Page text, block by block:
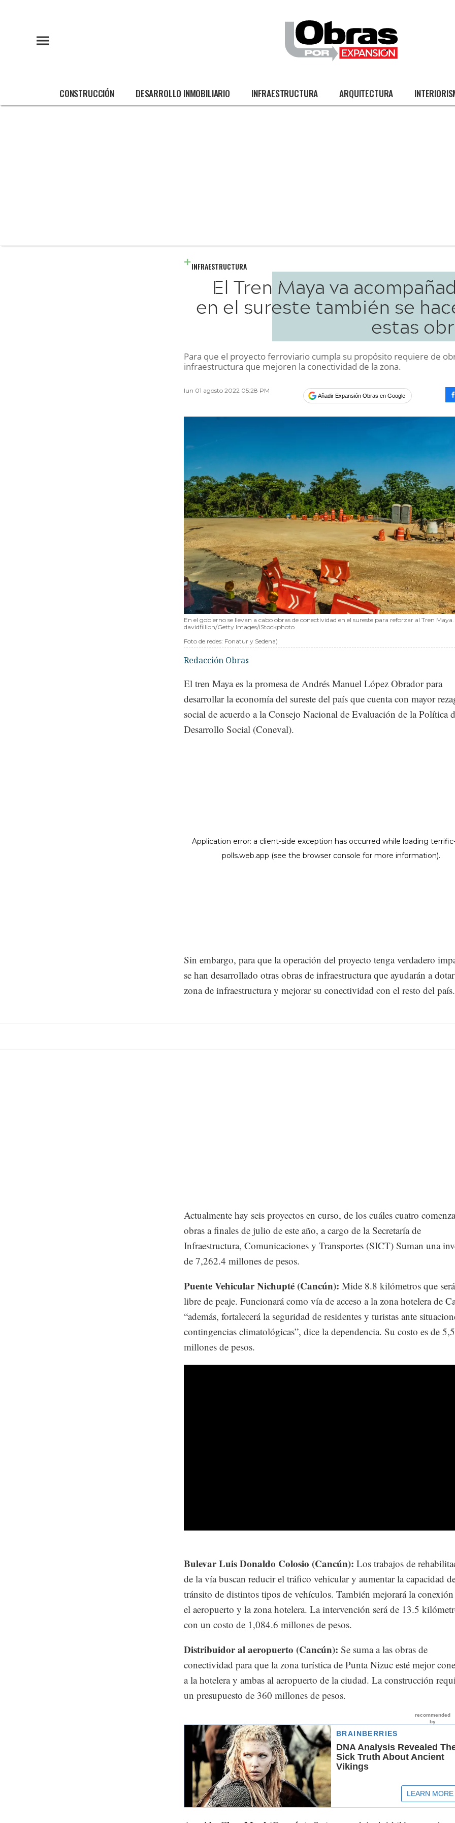
CONSTRUCCIÓN DESARROLLO INMOBILIARIO INFRAESTRUCTURA ARQUITECTURA
INFRAESTRUCTURA
El Tren Maya va
en el sureste también se
estas
Para que el proyecto ferroviario cumpla su propósito requiere de
infraestructura que mejoren la conectividad de la zona.
lun 01 agosto 2022 05:28 PM
Añadir Expansión Obras en Google
En el gobierno se llevan a cabo obras de conectividad en el sureste para reforzar al Tren Maya.
davidfillion/Getty Images/iStockphoto
Foto de redes: Fonatur y Sedena)
Redacción Obras
El tren Maya es la promesa de Andrés Manuel López Obrador para
desarrollar la economía del sureste del país que cuenta con mayor
social de acuerdo a la Consejo Nacional de Evaluación de la Política
Desarrollo Social (Coneval).
Sin embargo, para que la operación del proyecto tenga verdadero
se han desarrollado otras obras de infraestructura que ayudarán a
zona de infraestructura y mejorar su conectividad con el resto del país.
Actualmente hay seis proyectos en curso, de los cuáles cuatro
obras a finales de julio de este año, a cargo de la Secretaría de
Infraestructura, Comunicaciones y Transportes (SICT) Suman una
de 7,262.4 millones de pesos.
Puente Vehicular Nichupté (Cancún): Mide 8.8 kilómetros que
libre de peaje. Funcionará como vía de acceso a la zona hotelera de
“además, fortalecerá la seguridad de residentes y turistas ante
contingencias climatológicas”, dice la dependencia. Su costo es de
millones de pesos.
Bulevar Luis Donaldo Colosio (Cancún): Los trabajos de
de la vía buscan reducir el tráfico vehicular y aumentar la capacidad
tránsito de distintos tipos de vehículos. También mejorará la
el aeropuerto y la zona hotelera. La intervención será de 13.5
con un costo de 1,084.6 millones de pesos.
Distribuidor al aeropuerto (Cancún): Se suma a las obras de
conectividad para que la zona turística de Punta Nizuc esté mejor
a la hotelera y ambas al aeropuerto de la ciudad. La construcción
un presupuesto de 360 millones de pesos.